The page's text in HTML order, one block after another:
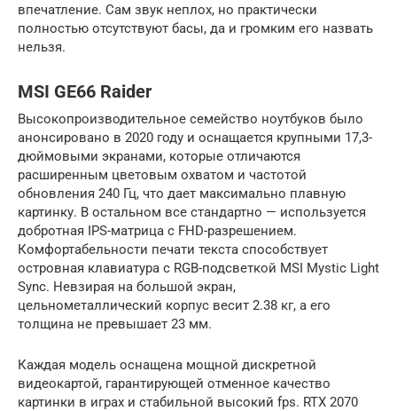
впечатление. Сам звук неплох, но практически
полностью отсутствуют басы, да и громким его назвать
нельзя.
MSI GE66 Raider
Высокопроизводительное семейство ноутбуков было
анонсировано в 2020 году и оснащается крупными 17,3-
дюймовыми экранами, которые отличаются
расширенным цветовым охватом и частотой
обновления 240 Гц, что дает максимально плавную
картинку. В остальном все стандартно — используется
добротная IPS-матрица с FHD-разрешением.
Комфортабельности печати текста способствует
островная клавиатура с RGB-подсветкой MSI Mystic Light
Sync. Невзирая на большой экран,
цельнометаллический корпус весит 2.38 кг, а его
толщина не превышает 23 мм.
Каждая модель оснащена мощной дискретной
видеокартой, гарантирующей отменное качество
картинки в играх и стабильной высокий fps. RTX 2070